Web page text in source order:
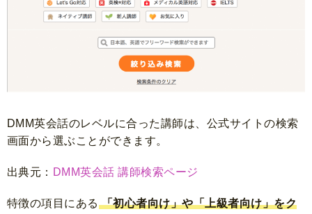
DMM英会話のレベルに合った講師は、公式サイトの検索
画面から選ぶことができます。
出典元： DMM英会話 講師検索ページ
特徴の項目にある 「初心者向け」や「上級者向け」をク